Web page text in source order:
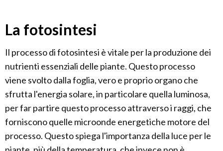
La fotosintesi
Il processo di fotosintesi è vitale per la produzione dei
nutrienti essenziali delle piante. Questo processo
viene svolto dalla foglia, vero e proprio organo che
sfrutta l'energia solare, in particolare quella luminosa,
per far partire questo processo attraverso i raggi, che
forniscono quelle microonde energetiche motore del
processo. Questo spiega l'importanza della luce per le